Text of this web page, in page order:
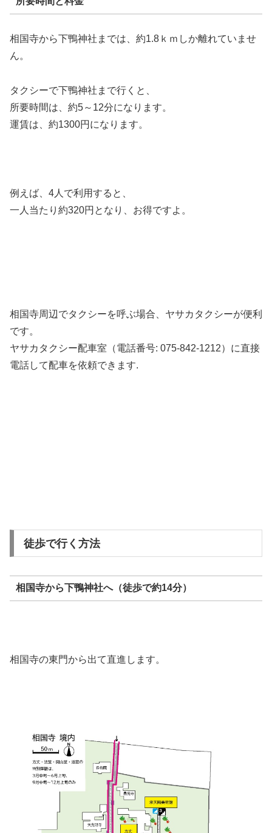
相国寺から下鴨神社までは、約1.8ｋｍしか離れていませ
ん。
タクシーで下鴨神社まで行くと、
所要時間は、約5～12分になります。
運賃は、約1300円になります。
例えば、4人で利用すると、
一人当たり約320円となり、お得ですよ。
相国寺周辺でタクシーを呼ぶ場合、ヤサカタクシーが便利
です。
ヤサカタクシー配車室（電話番号: 075-842-1212）に直接
電話して配車を依頼できます.
徒歩で行く方法
相国寺から下鴨神社へ（徒歩で約14分）
相国寺の東門から出て直進します。